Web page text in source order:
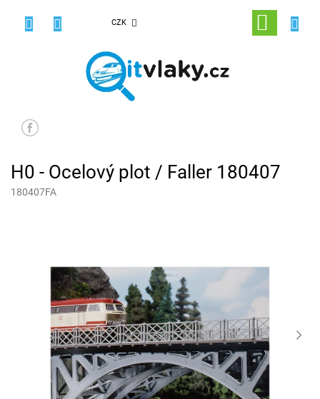
CZK
NÁKUPNÍ
KOŠÍK
H0 - Ocelový plot / Faller 180407
180407FA